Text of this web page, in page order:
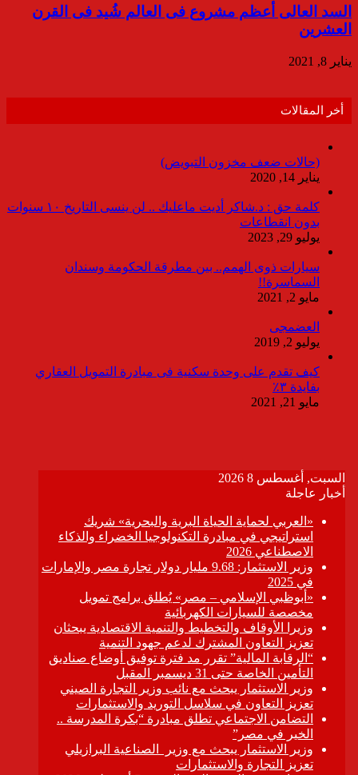
السد العالى أعظم مشروع فى العالم شُيد فى القرن
العشرين
يناير 8, 2021
أخر المقالات
(حالات ضعف مخزون التبويض)
يناير 14, 2020
كلمة حق : د.شاكر أديت ماعليك .. لن ينسى التاريخ ١٠ سنوات
بدون انقطاعات
يوليو 29, 2023
سيارات ذوى الهمم.. بين مطرقة الحكومة وسندان
السماسرة!!
مايو 2, 2021
العضمجى
يوليو 2, 2019
كيف تقدم على وحدة سكنية فى مبادرة التمويل العقاري
بفايدة ٣٪
مايو 21, 2021